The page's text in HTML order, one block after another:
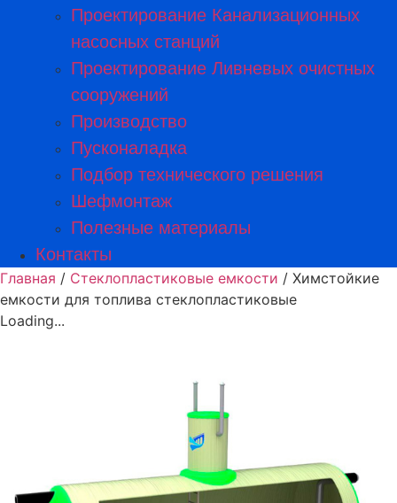
Проектирование Канализационных
насосных станций
Проектирование Ливневых очистных
сооружений
Производство
Пусконаладка
Подбор технического решения
Шефмонтаж
Полезные материалы
Контакты
Главная / Стеклопластиковые емкости / Химстойкие
емкости для топлива стеклопластиковые
Loading...